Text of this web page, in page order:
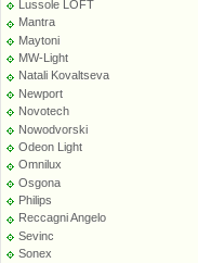
Lussole LOFT
Mantra
Maytoni
MW-Light
Natali Kovaltseva
Newport
Novotech
Nowodvorski
Odeon Light
Omnilux
Osgona
Philips
Reccagni Angelo
Sevinc
Sonex